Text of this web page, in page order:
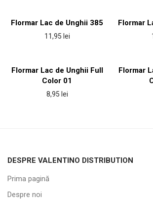
Flormar Lac de Unghii 385
11,95 lei
Flormar
Flormar Lac de Unghii Full
Color 01
8,95 lei
Flormar
DESPRE VALENTINO DISTRIBUTION
Prima pagină
Despre noi